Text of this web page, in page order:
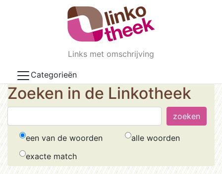
Skip to main content
Links met omschrijving
Categorieën
Zoeken in de Linkotheek
een van de woorden
alle woorden
exacte match